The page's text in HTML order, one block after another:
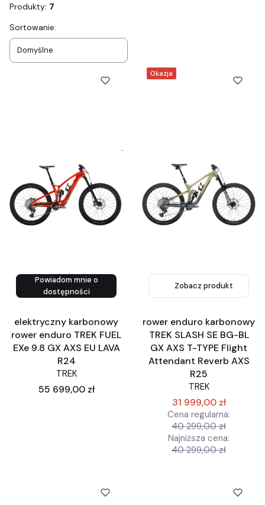
Produkty: 7
Lista produktów
Sortowanie:
Domyślne
Zobacz produkt
Powiadom mnie o
dostępności
elektryczny karbonowy
rower enduro TREK FUEL
EXe 9.8 GX AXS EU LAVA
R24
TREK
Cena
55 699,00 zł
Okazja
Zobacz produkt
rower enduro karbonowy
TREK SLASH SE BG-BL
GX AXS T-TYPE Flight
Attendant Reverb AXS
R25
TREK
31 999,00 zł
Cena regularna:
40 299,00 zł
Najniższa cena:
40 299,00 zł